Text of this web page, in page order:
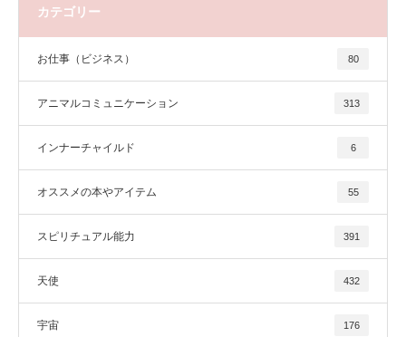
カテゴリー
お仕事（ビジネス） 80
アニマルコミュニケーション 313
インナーチャイルド 6
オススメの本やアイテム 55
スピリチュアル能力 391
天使 432
宇宙 176